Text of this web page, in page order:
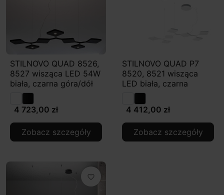
STILNOVO QUAD 8526,
8527 wisząca LED 54W
biała, czarna góra/dół
4 723,00 zł
Zobacz szczegóły
STILNOVO QUAD P7
8520, 8521 wisząca
LED biała, czarna
4 412,00 zł
Zobacz szczegóły
favorite_border